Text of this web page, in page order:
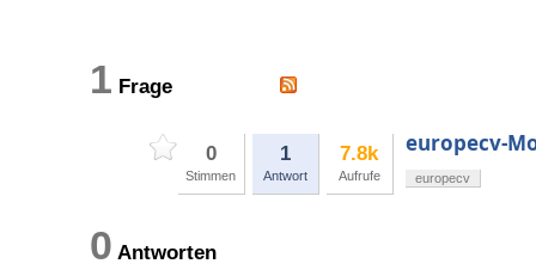
1 Frage
0
Stimmen
1
Antwort
7.8k
Aufrufe
europecv-
europecv
0 Antworten